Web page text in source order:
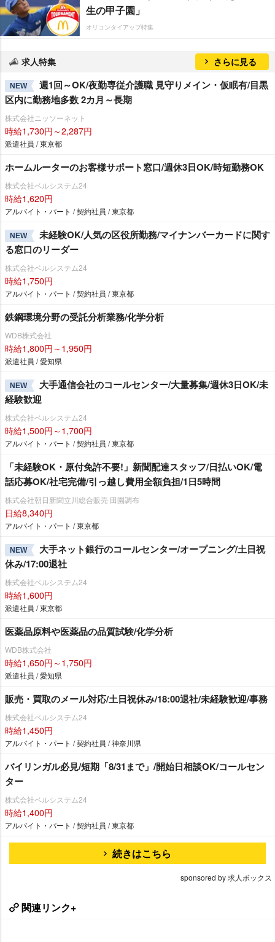
生の甲子園」
オリコンタイアップ特集
求人特集 さらに見る
NEW
週1回～OK/夜勤専従介護職 見守りメイン・仮眠有/目黒
区内に勤務地多数 2カ月～長期
株式会社ニッソーネット
時給1,730円～2,287円
派遣社員 / 東京都
ホームルーターのお客様サポート窓口/週休3日OK/時短勤務OK
株式会社ベルシステム24
時給1,620円
アルバイト・パート / 契約社員 / 東京都
NEW
未経験OK/人気の区役所勤務/マイナンバーカードに関す
る窓口のリーダー
株式会社ベルシステム24
時給1,750円
アルバイト・パート / 契約社員 / 東京都
鉄鋼環境分野の受託分析業務/化学分析
WDB株式会社
時給1,800円～1,950円
派遣社員 / 愛知県
NEW
大手通信会社のコールセンター/大量募集/週休3日OK/未
経験歓迎
株式会社ベルシステム24
時給1,500円～1,700円
アルバイト・パート / 契約社員 / 東京都
「未経験OK・原付免許不要!」新聞配達スタッフ/日払いOK/電
話応募OK/社宅完備/引っ越し費用全額負担/1日5時間
株式会社朝日新聞立川総合販売 田園調布
日給8,340円
アルバイト・パート / 東京都
NEW
大手ネット銀行のコールセンター/オープニング/土日祝
休み/17:00退社
株式会社ベルシステム24
時給1,600円
派遣社員 / 東京都
医薬品原料や医薬品の品質試験/化学分析
WDB株式会社
時給1,650円～1,750円
派遣社員 / 愛知県
販売・買取のメール対応/土日祝休み/18:00退社/未経験歓迎/事務
株式会社ベルシステム24
時給1,450円
アルバイト・パート / 契約社員 / 神奈川県
バイリンガル必見/短期「8/31まで」/開始日相談OK/コールセン
ター
株式会社ベルシステム24
時給1,400円
アルバイト・パート / 契約社員 / 東京都
続きはこちら
sponsored by 求人ボックス
関連リンク+